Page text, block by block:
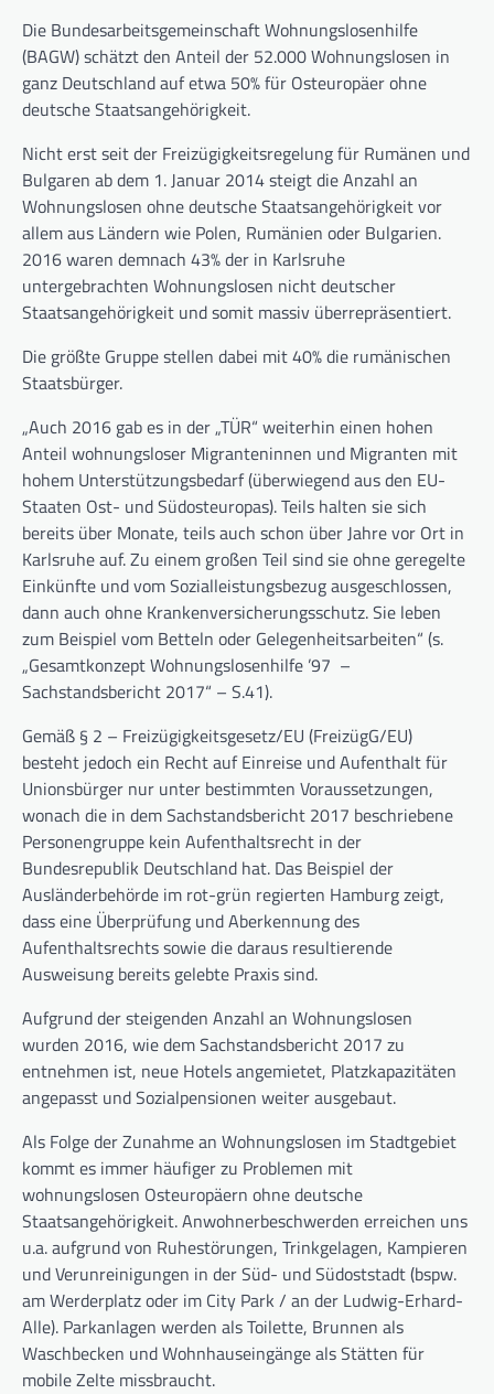
Die Bundesarbeitsgemeinschaft Wohnungslosenhilfe
(BAGW) schätzt den Anteil der 52.000 Wohnungslosen in
ganz Deutschland auf etwa 50% für Osteuropäer ohne
deutsche Staatsangehörigkeit.
Nicht erst seit der Freizügigkeitsregelung für Rumänen und
Bulgaren ab dem 1. Januar 2014 steigt die Anzahl an
Wohnungslosen ohne deutsche Staatsangehörigkeit vor
allem aus Ländern wie Polen, Rumänien oder Bulgarien.
2016 waren demnach 43% der in Karlsruhe
untergebrachten Wohnungslosen nicht deutscher
Staatsangehörigkeit und somit massiv überrepräsentiert.
Die größte Gruppe stellen dabei mit 40% die rumänischen
Staatsbürger.
„Auch 2016 gab es in der „TÜR“ weiterhin einen hohen
Anteil wohnungsloser Migranteninnen und Migranten mit
hohem Unterstützungsbedarf (überwiegend aus den EU-
Staaten Ost- und Südosteuropas). Teils halten sie sich
bereits über Monate, teils auch schon über Jahre vor Ort in
Karlsruhe auf. Zu einem großen Teil sind sie ohne geregelte
Einkünfte und vom Sozialleistungsbezug ausgeschlossen,
dann auch ohne Krankenversicherungsschutz. Sie leben
zum Beispiel vom Betteln oder Gelegenheitsarbeiten“ (s.
„Gesamtkonzept Wohnungslosenhilfe ’97 –
Sachstandsbericht 2017“ – S.41).
Gemäß § 2 – Freizügigkeitsgesetz/EU (FreizügG/EU)
besteht jedoch ein Recht auf Einreise und Aufenthalt für
Unionsbürger nur unter bestimmten Voraussetzungen,
wonach die in dem Sachstandsbericht 2017 beschriebene
Personengruppe kein Aufenthaltsrecht in der
Bundesrepublik Deutschland hat. Das Beispiel der
Ausländerbehörde im rot-grün regierten Hamburg zeigt,
dass eine Überprüfung und Aberkennung des
Aufenthaltsrechts sowie die daraus resultierende
Ausweisung bereits gelebte Praxis sind.
Aufgrund der steigenden Anzahl an Wohnungslosen
wurden 2016, wie dem Sachstandsbericht 2017 zu
entnehmen ist, neue Hotels angemietet, Platzkapazitäten
angepasst und Sozialpensionen weiter ausgebaut.
Als Folge der Zunahme an Wohnungslosen im Stadtgebiet
kommt es immer häufiger zu Problemen mit
wohnungslosen Osteuropäern ohne deutsche
Staatsangehörigkeit. Anwohnerbeschwerden erreichen uns
u.a. aufgrund von Ruhestörungen, Trinkgelagen, Kampieren
und Verunreinigungen in der Süd- und Südoststadt (bspw.
am Werderplatz oder im City Park / an der Ludwig-Erhard-
Alle). Parkanlagen werden als Toilette, Brunnen als
Waschbecken und Wohnhauseingänge als Stätten für
mobile Zelte missbraucht.